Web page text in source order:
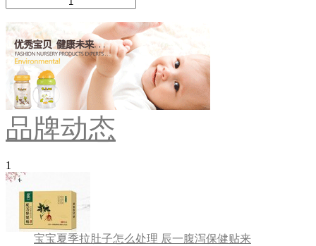
品牌动态
1
宝宝夏季拉肚子怎么处理 辰一腹泻保健贴来